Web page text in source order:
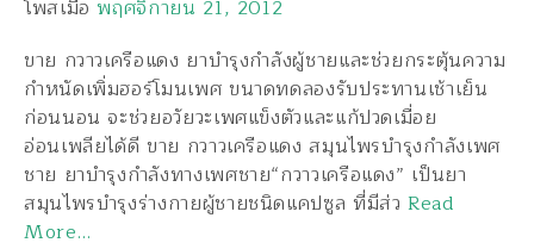
โพสเมื่อ พฤศจิกายน 21, 2012
ขาย กวาวเครือแดง ยาบำรุงกำลังผู้ชายและช่วยกระตุ้นความ
กำหนัดเพิ่มฮอร์โมนเพศ ขนาดทดลองรับประทานเช้าเย็น
ก่อนนอน จะช่วยอวัยวะเพศแข็งตัวและแก้ปวดเมื่อย
อ่อนเพลียได้ดี ขาย กวาวเครือแดง สมุนไพรบำรุงกำลังเพศ
ชาย ยาบำรุงกำลังทางเพศชาย“กวาวเครือแดง” เป็นยา
สมุนไพรบำรุงร่างกายผู้ชายชนิดแคปซูล ที่มีส่วRead
More…